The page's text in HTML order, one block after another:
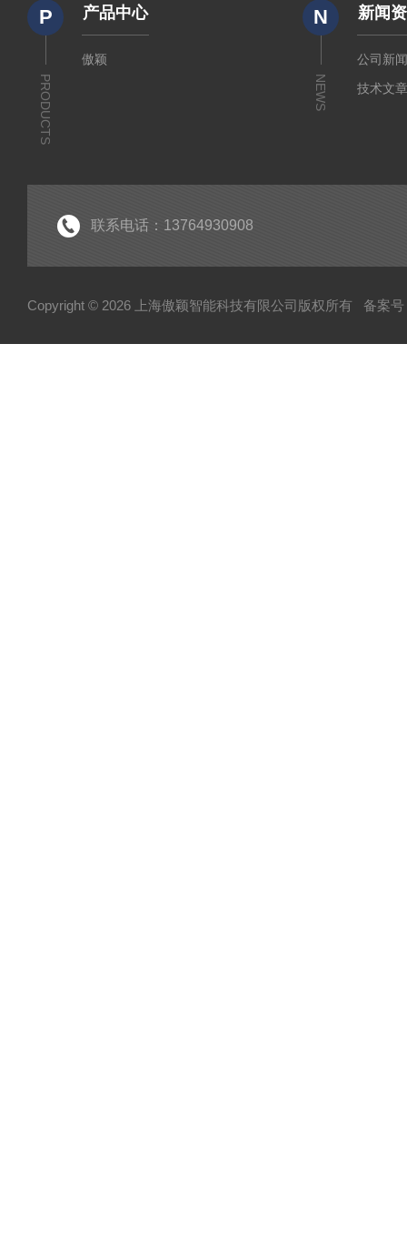
P
PRODUCTS
产品中心
傲颖
N
NEWS
新闻
公司新
技术文
联系电话：13764930908
Copyright © 2026 上海傲颖智能科技有限公司版权所有 备案号